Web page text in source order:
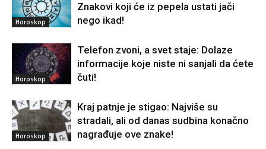
Horoskop
Znakovi koji će iz pepela ustati jači
nego ikad!
Horoskop
Telefon zvoni, a svet staje: Dolaze
informacije koje niste ni sanjali da ćete
čuti!
Horoskop
Kraj patnje je stigao: Najviše su
stradali, ali od danas sudbina konačno
nagrađuje ove znake!